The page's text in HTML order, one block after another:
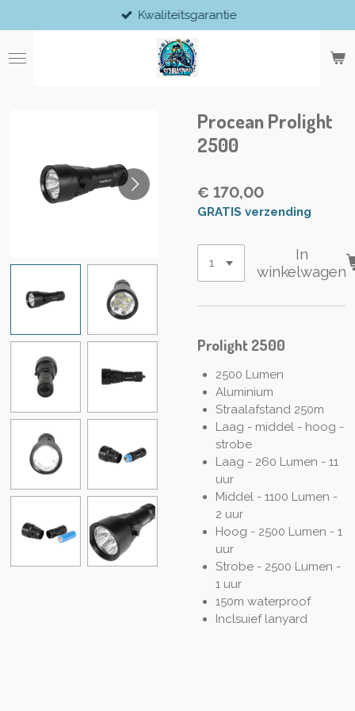
direct
naar
de
Kwaliteitsgarantie
Procean Prolight
2500
€ 170,00
GRATIS verzending
In
winkelwagen
Prolight 2500
2500 Lumen
Aluminium
Straalafstand 250m
Laag - middel - hoog -
strobe
Laag - 260 Lumen - 11
uur
Middel - 1100 Lumen -
2 uur
Hoog - 2500 Lumen - 1
uur
Strobe - 2500 Lumen -
1 uur
150m waterproof
Inclsuief lanyard